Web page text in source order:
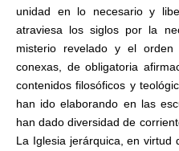
unidad en lo necesario y
atraviesa los siglos por la
misterio revelado y el
conexas, de obligatoria
contenidos filosóficos y
han ido elaborando en las
han dado diversidad de
La Iglesia jerárquica, en virtud